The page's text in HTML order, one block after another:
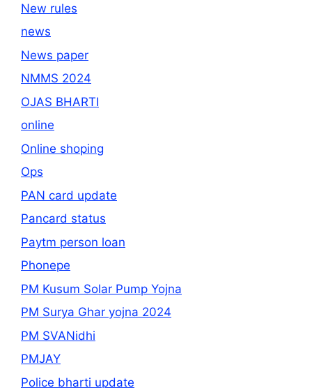
New rules
news
News paper
NMMS 2024
OJAS BHARTI
online
Online shoping
Ops
PAN card update
Pancard status
Paytm person loan
Phonepe
PM Kusum Solar Pump Yojna
PM Surya Ghar yojna 2024
PM SVANidhi
PMJAY
Police bharti update